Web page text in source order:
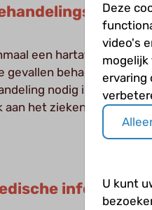
een hartafwijking is
gevallen behandeling
nodig is en op
aan het ziekenhuis of
informatie
Deze
video's
mogelijk
ervaring
U kunt